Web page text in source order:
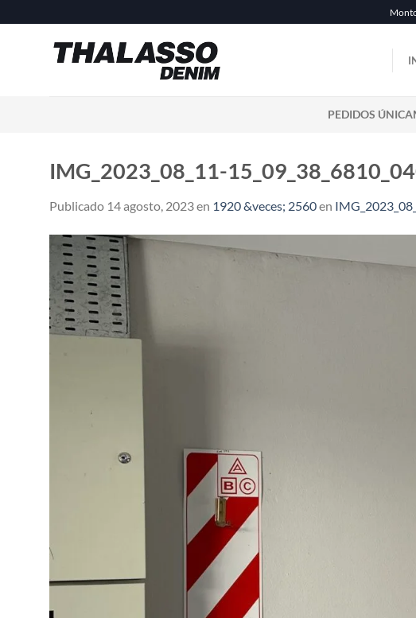
al
contenido
PEDIDOS
IMG_2023_08_11-
Publicado 14 agosto, 2023en 1920 &veces; 2560en